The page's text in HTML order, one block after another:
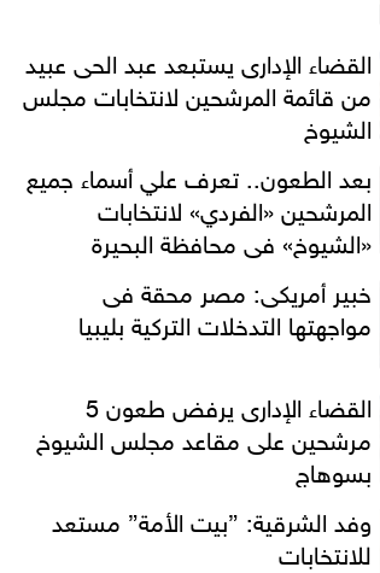
القضاء الإدارى يستبعد عبد الحى عبيد
من قائمة المرشحين لانتخابات مجلس
الشيوخ
بعد الطعون.. تعرف علي أسماء جميع
المرشحين «الفردي» لانتخابات
«الشيوخ» في محافظة البحيرة
خبير أمريكى: مصر محقة فى
مواجهتها التدخلات التركية بليبيا
القضاء الإدارى يرفض طعون 5
مرشحين على مقاعد مجلس الشيوخ
بسوهاج
وفد الشرقية: ”بيت الأمة” مستعد
للانتخابات